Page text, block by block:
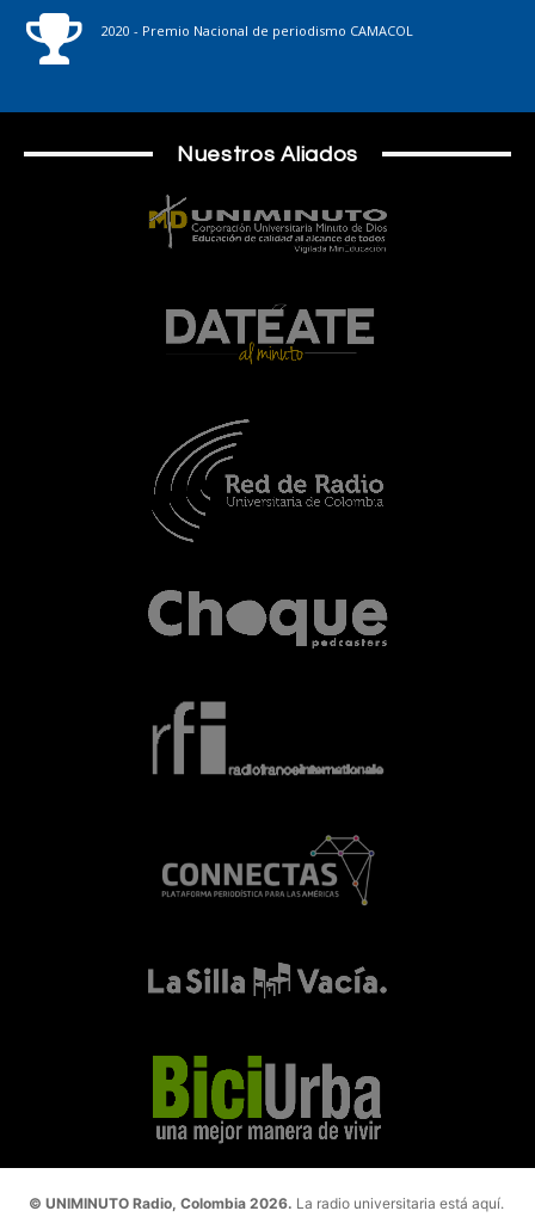
2020 - Premio Nacional de periodismo CAMACOL
Nuestros Aliados
© UNIMINUTO Radio, Colombia 2026. La radio universitaria está aquí.